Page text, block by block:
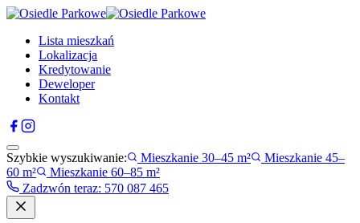
Lista mieszkań
Lokalizacja
Kredytowanie
Deweloper
Kontakt
Szybkie wyszukiwanie: Mieszkanie 30–45 m²
Mieszkanie 45–
60 m²
Mieszkanie 60–85 m²
Zadzwón teraz: 570 087 465